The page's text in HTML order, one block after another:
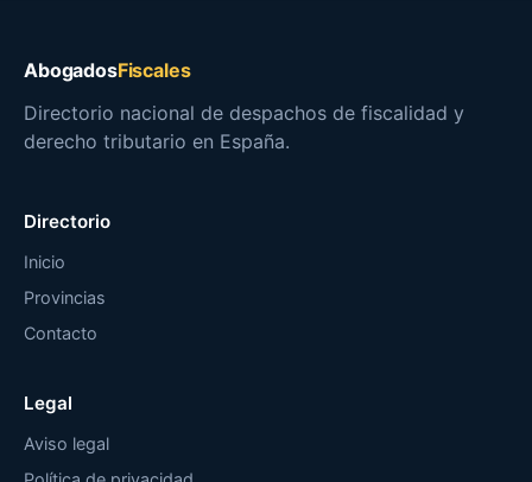
AbogadosFiscales
Directorio nacional de despachos de fiscalidad y
derecho tributario en España.
Directorio
Inicio
Provincias
Contacto
Legal
Aviso legal